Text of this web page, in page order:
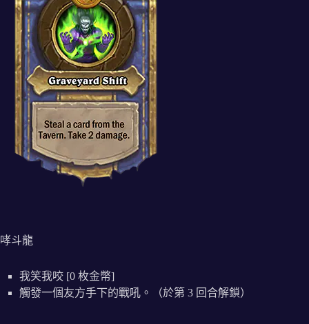
哮斗龍
我笑我咬 [0 枚金幣]
觸發一個友方手下的戰吼。（於第 3 回合解鎖）